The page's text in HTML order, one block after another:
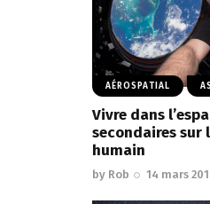
AÉROSPATIAL
Vivre dans
secondaires sur
humain
by Rob 14 mars